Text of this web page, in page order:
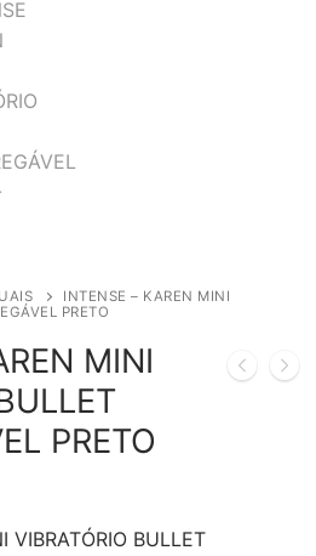
INTENSE – KAREN MINI
PRETO
MINI
PRETO
VIBRATÓRIO BULLET